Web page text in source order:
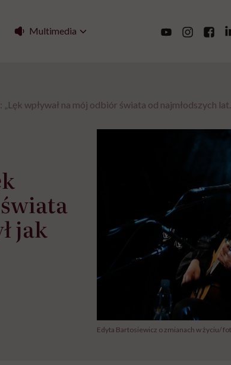
Multimedia
wpływał na mój odbiór świata od najmłodszych
jak
Edyta Bartosiewicz o zmianach w życiu/